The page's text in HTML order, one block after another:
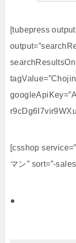
[tubepress
[csshop
マン” sort=”-
●